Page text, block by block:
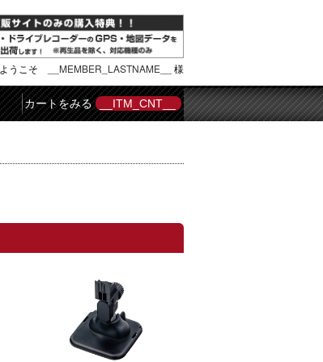
ようこそ __MEMBER_LASTNAME__ 様
カートをみる __ITM_CNT__